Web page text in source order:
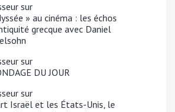
sur
» au cinéma : les échos
grecque avec Daniel
sur
DU JOUR
sur
Israël et les États-Unis, le